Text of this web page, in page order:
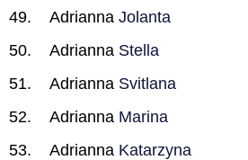
Adrianna Jolanta
Adrianna Stella
Adrianna Svitlana
Adrianna Marina
Adrianna Katarzyna